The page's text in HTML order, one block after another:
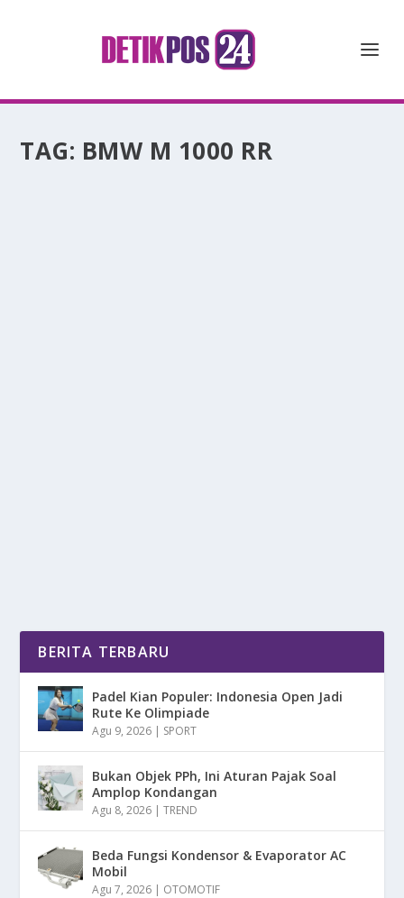
TAG: BMW M 1000 RR
BERITA TERBARU
Padel Kian Populer: Indonesia Open Jadi
Rute Ke Olimpiade
Agu 9, 2026 | SPORT
Bukan Objek PPh, Ini Aturan Pajak Soal
Amplop Kondangan
Agu 8, 2026 |TREND
Beda Fungsi Kondensor & Evaporator AC
Mobil
Agu 7, 2026 | OTOMOTIF